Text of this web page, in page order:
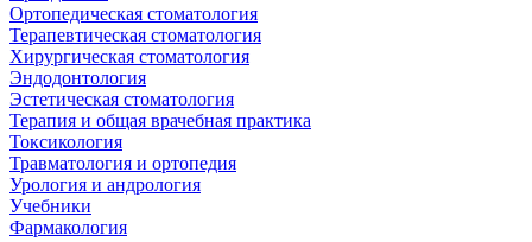
Ортопедическая стоматология
Терапевтическая стоматология
Хирургическая стоматология
Эндодонтология
Эстетическая стоматология
Терапия и общая врачебная практика
Токсикология
Травматология и ортопедия
Урология и андрология
Учебники
Фармакология